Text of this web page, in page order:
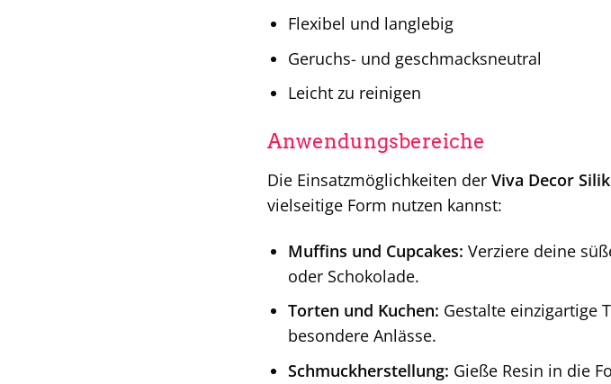
Flexibel und langlebig
Geruchs- und geschmacksneutral
Leicht zu reinigen
Anwendungsbereiche
Die Einsatzmöglichkeiten der Viva Decor
vielseitige Form nutzen kannst:
Muffins und Cupcakes: Verziere deine
oder Schokolade.
Torten und Kuchen: Gestalte einzigartige
besondere Anlässe.
Schmuckherstellung: Gieße Resin in die